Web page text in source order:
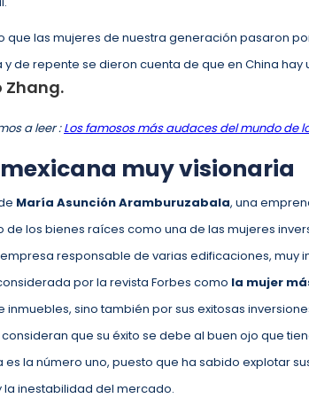
que las mujeres de nuestra generación pasaron
y de repente se dieron cuenta de que en China
Zhang.
a leer :Los famosos más audaces del mundo de
muy visionaria
María Asunción Aramburuzabala, una
de los bienes raíces como una de las mujeres
responsable de varias edificaciones, muy
por la revista Forbes como la mujer
inmuebles, sino también por sus exitosas
consideran que su éxito se debe al buen ojo que
es la número uno, puesto que ha sabido explotar
la inestabilidad del mercado.